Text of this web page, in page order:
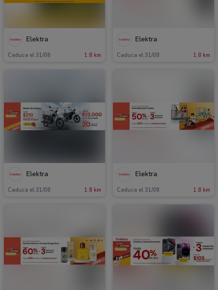
Elektra
Caduca el 31/08 1.8 km
Elektra
Caduca el 31/08 1.8 km
Elektra
Caduca el 31/08 1.8 km
Elektra
Caduca el 31/08 1.8 km